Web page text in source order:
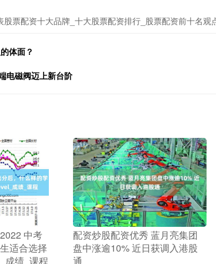
票配资十大品牌_十大股票配资排行_股票配资前十名观
体面？
电磁阀迈上新台阶
中考
适合选择
成绩_课程
​配资炒股配资优秀 蓝月亮集团
盘中涨逾10% 近日获调入港股
通